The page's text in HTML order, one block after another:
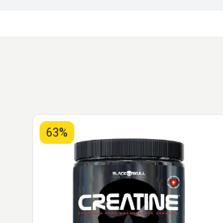
63%